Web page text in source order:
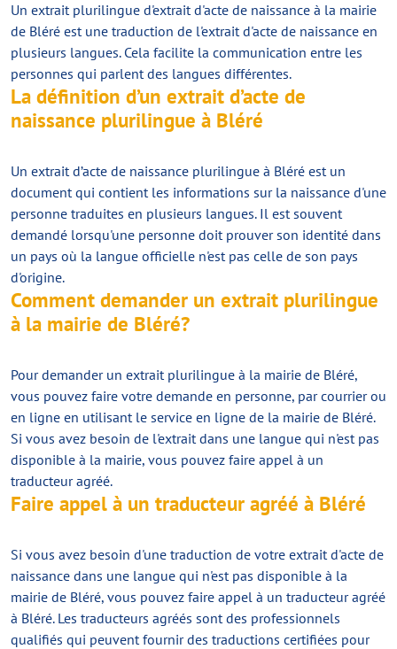
Un extrait plurilingue d'extrait d'acte de naissance à la mairie
de Bléré est une traduction de l'extrait d'acte de naissance en
plusieurs langues. Cela facilite la communication entre les
personnes qui parlent des langues différentes.
La définition d’un extrait d’acte de
naissance plurilingue à Bléré
Un extrait d’acte de naissance plurilingue à Bléré est un
document qui contient les informations sur la naissance d'une
personne traduites en plusieurs langues. Il est souvent
demandé lorsqu'une personne doit prouver son identité dans
un pays où la langue officielle n'est pas celle de son pays
d'origine.
Comment demander un extrait plurilingue
à la mairie de Bléré?
Pour demander un extrait plurilingue à la mairie de Bléré,
vous pouvez faire votre demande en personne, par courrier ou
en ligne en utilisant le service en ligne de la mairie de Bléré.
Si vous avez besoin de l'extrait dans une langue qui n'est pas
disponible à la mairie, vous pouvez faire appel à un
traducteur agréé.
Faire appel à un traducteur agréé à Bléré
Si vous avez besoin d'une traduction de votre extrait d'acte de
naissance dans une langue qui n'est pas disponible à la
mairie de Bléré, vous pouvez faire appel à un traducteur agréé
à Bléré. Les traducteurs agréés sont des professionnels
qualifiés qui peuvent fournir des traductions certifiées pour